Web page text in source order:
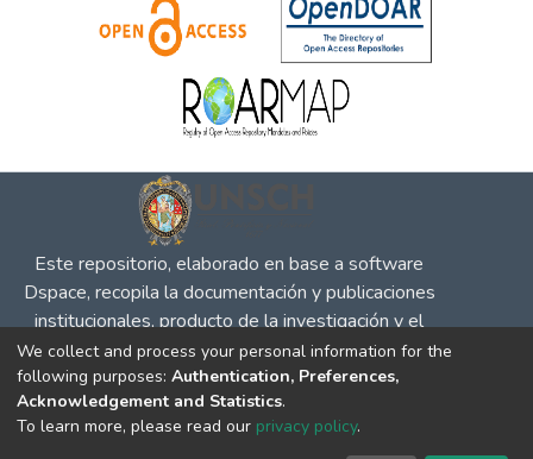
Este repositorio, elaborado en base a software
Dspace, recopila la documentación y publicaciones
institucionales, producto de la investigación y el
desempeño en defensa de la competencia, la
propiedad intelectual y protección al consumidor, para
su difusión en el entorno social y académico.
DSpace software
copyright © 2002-2026
We collect and process your personal information for the
following purposes: Authentication, Preferences,
Acknowledgement and Statistics.
To learn more, please read our privacy policy.